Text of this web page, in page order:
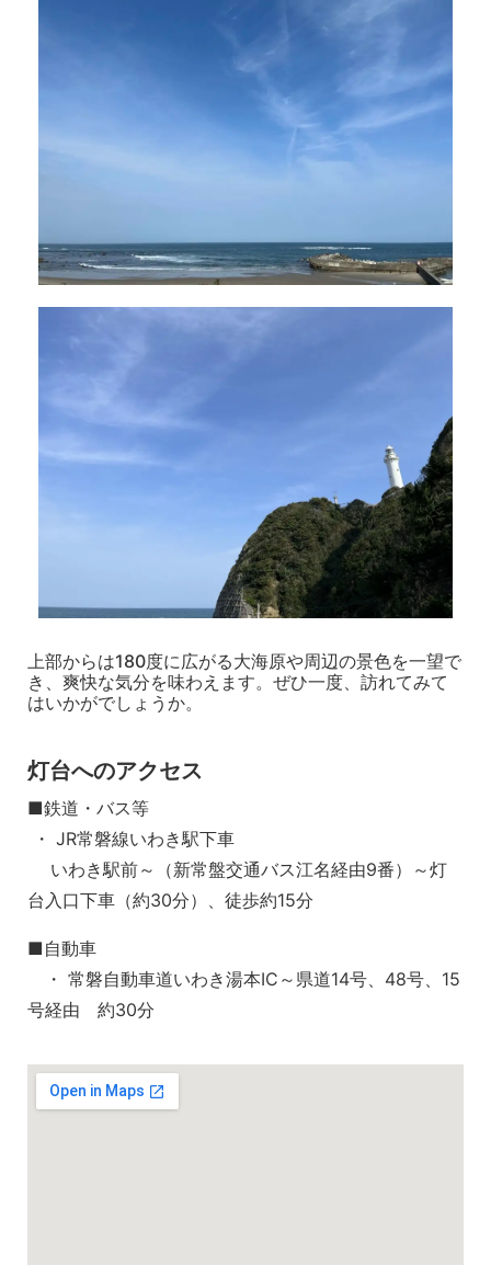
上部からは180度に広がる大海原や周辺の景色を一望で
き、爽快な気分を味わえます。ぜひ一度、訪れてみて
はいかがでしょうか。
灯台へのアクセス
■鉄道・バス等
・ JR常磐線いわき駅下車
いわき駅前～（新常盤交通バス江名経由9番）～灯
台入口下車（約30分）、徒歩約15分
■自動車
・ 常磐自動車道いわき湯本IC～県道14号、48号、15
号経由 約30分